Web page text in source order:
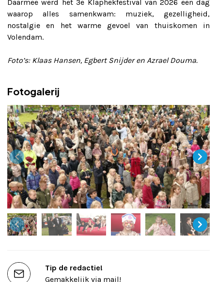
Daarmee werd het 3e Klaphekfestival van 2026 een dag
waarop alles samenkwam: muziek, gezelligheid,
nostalgie en het warme gevoel van thuiskomen in
Volendam.
Foto’s: Klaas Hansen, Egbert Snijder en Azrael Douma.
Fotogalerij
Tip de redactie!
Gemakkelijk via mail!